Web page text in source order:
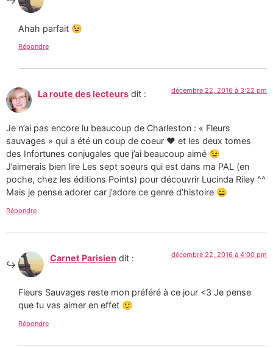
Ahah parfait 😉
Répondre
La route des lecteurs dit : décembre 22, 2016 à 3:22 pm
Je n’ai pas encore lu beaucoup de Charleston : « Fleurs
sauvages » qui a été un coup de coeur ❤️ et les deux tomes
des Infortunes conjugales que j’ai beaucoup aimé 😉
J’aimerais bien lire Les sept soeurs qui est dans ma PAL (en
poche, chez les éditions Points) pour découvrir Lucinda Riley ^^
Mais je pense adorer car j’adore ce genre d’histoire 😄
Répondre
Carnet Parisien dit : décembre 22, 2016 à 4:00 pm
Fleurs Sauvages reste mon préféré à ce jour <3 Je pense
que tu vas aimer en effet 🙂
Répondre